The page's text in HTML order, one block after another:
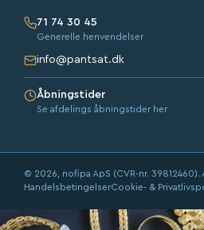
71 74 30 45
Generelle henvendelser
info@pantsat.dk
Åbningstider
Se afdelings åbningstider her
© 2026, nofipa ApS (CVR-nr.
HandelsbetingelserCookie- &